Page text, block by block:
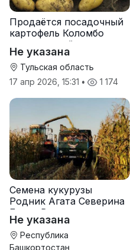
Продаётся посадочный
картофель Коломбо
оптом от трёх тонн
Не указана
Тульская область
17 апр 2026, 15:31 • 1 174
Семена кукурузы
Родник Агата Северина
Берта Вилора
Прохладненский Дарина
Росс Машук Катерина
Не указана
Республика
Башкортостан